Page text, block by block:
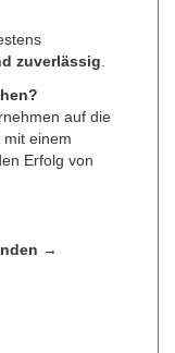
zuverlässig
auf die
einem
Erfolg von
→